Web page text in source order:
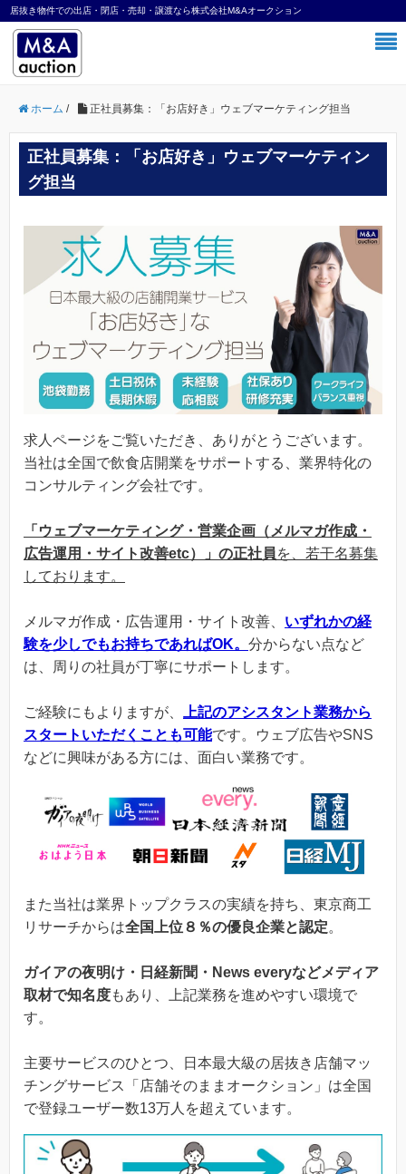
居抜き物件での出店・閉店・売却・譲渡なら株式会社M&Aオークション
ホーム / 正社員募集：「お店好き」ウェブマーケティング担当
正社員募集：「お店好き」ウェブマーケティン
グ担当
求人ページをご覧いただき、ありがとうございます。
当社は全国で飲食店開業をサポートする、業界特化の
コンサルティング会社です。
「ウェブマーケティング・営業企画（メルマガ作成・
広告運用・サイト改善etc）」の正社員を、若干名募集
しております。
メルマガ作成・広告運用・サイト改善、 いずれかの経
験を少しでもお持ちであればOK。 分からない点など
は、周りの社員が丁寧にサポートします。
ご経験にもよりますが、
上記のアシスタント業務から
スタートいただくことも可能です。ウェブ広告やSNS
などに興味がある方には、面白い業務です。
また当社は業界トップクラスの実績を持ち、東京商工
リサーチからは全国上位８％の優良企業と認定。
ガイアの夜明け・日経新聞・News everyなどメディア
取材で知名度もあり、上記業務を進めやすい環境で
す。
主要サービスのひとつ、日本最大級の居抜き店舗マッ
チングサービス「店舗そのままオークション」は全国
で登録ユーザー数13万人を超えています。